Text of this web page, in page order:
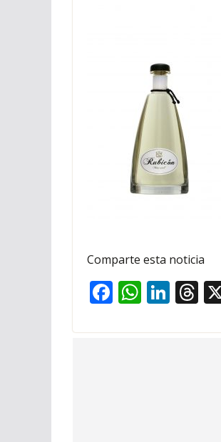
Comparte esta noticia
F
e
W
at
Li
k
T
re